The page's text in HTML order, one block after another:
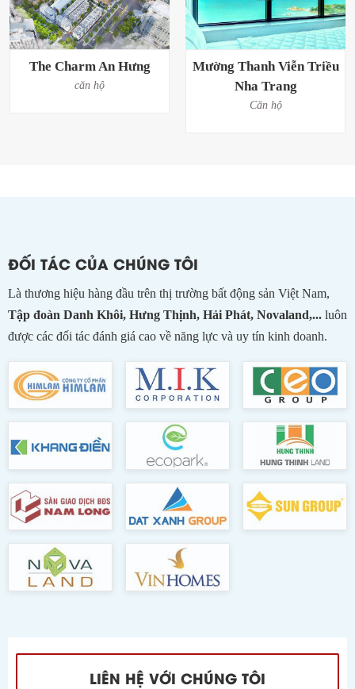
The Charm An Hưng
căn hộ
Mường Thanh Viễn Triều
Nha Trang
Căn hộ
ĐỐI TÁC CỦA CHÚNG TÔI
Là thương hiệu hàng đầu trên thị trường bất động sản Việt Nam,
Tập đoàn Danh Khôi, Hưng Thịnh, Hải Phát, Novaland,... luôn
được các đối tác đánh giá cao về năng lực và uy tín kinh doanh.
LIÊN HỆ VỚI CHÚNG TÔI